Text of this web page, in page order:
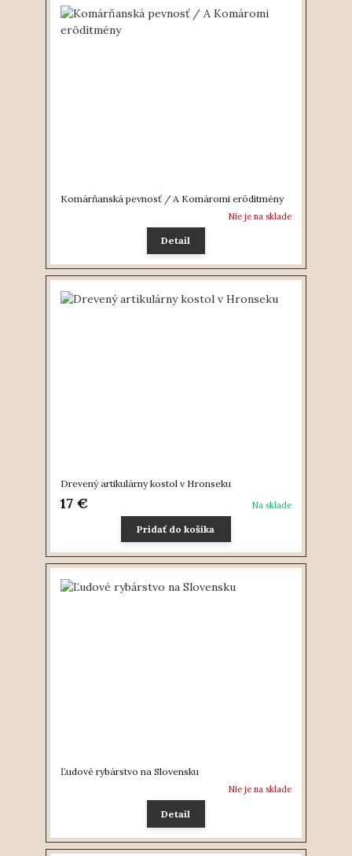
Komárňanská pevnosť / A Komáromi erödítmény
Nie je na sklade
Detail
Drevený artikulárny kostol v Hronseku
17 € Na sklade
Pridať do košíka
Ľudové rybárstvo na Slovensku
Nie je na sklade
Detail